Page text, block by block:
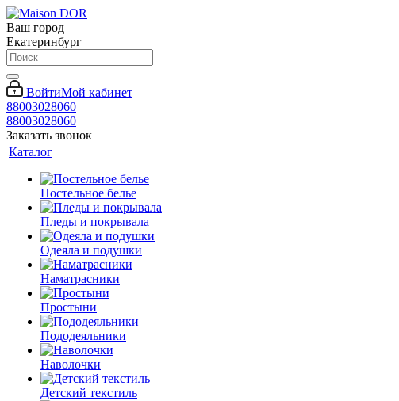
Ваш город
Екатеринбург
ВойтиМой кабинет
88003028060
88003028060
Заказать звонок
Каталог
Постельное белье
Пледы и покрывала
Одеяла и подушки
Наматрасники
Простыни
Пододеяльники
Наволочки
Детский текстиль